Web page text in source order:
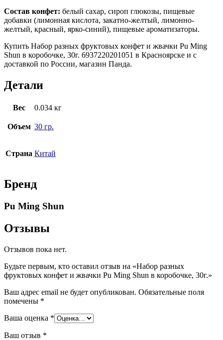
Состав конфет: белый сахар, сироп глюкозы, пищевые
добавки (лимонная кислота, закатно-желтый, лимонно-
желтый, красный, ярко-синий), пищевые ароматизаторы.
Купить Набор разных фруктовых конфет и жвачки Pu Ming
Shun в коробочке, 30г. 6937220201051 в Красноярске и с
доставкой по России, магазин Панда.
Детали
Вес 0.034 кг
Объем 30 гр.
Страна Китай
Бренд
Pu Ming Shun
Отзывы
Отзывов пока нет.
Будьте первым, кто оставил отзыв на «Набор разных
фруктовых конфет и жвачки Pu Ming Shun в коробочке, 30г.»
Ваш адрес email не будет опубликован. Обязательные поля
помечены *
Ваша оценка *
Ваш отзыв *